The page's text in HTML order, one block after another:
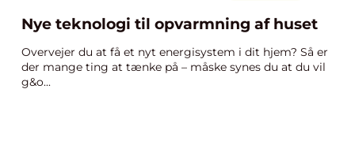
Nye teknologi til opvarmning af huset
Overvejer du at få et nyt energisystem i dit hjem? Så er
der mange ting at tænke på – måske synes du at du vil
g&o...